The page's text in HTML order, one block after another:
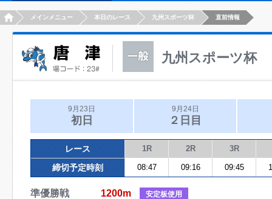
HOMEメインメニュー 本日のレース 九州スポーツ杯 直前情報
九州スポーツ杯
9月23日
初日
9月24日
２日目
レース 1R 2R 3R
締切予定時刻 08:47 09:16 09:45
準優勝戦 1200m 安定板使用